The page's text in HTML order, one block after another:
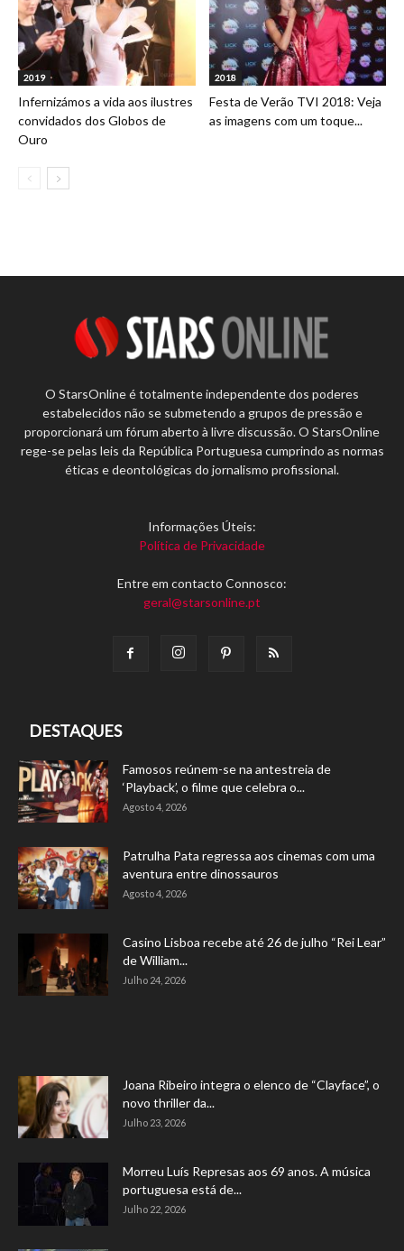
2019
Infernizámos a vida aos ilustres
convidados dos Globos de
Ouro
2018
Festa de Verão TVI 2018: Veja
as imagens com um toque...
O StarsOnline é totalmente independente dos poderes
estabelecidos não se submetendo a grupos de pressão e
proporcionará um fórum aberto à livre discussão. O StarsOnline
rege-se pelas leis da República Portuguesa cumprindo as normas
éticas e deontológicas do jornalismo profissional.
Informações Úteis:
Política de Privacidade
Entre em contacto Connosco:
geral@starsonline.pt
DESTAQUES
Famosos reúnem-se na antestreia de
‘Playback’, o filme que celebra o...
Agosto 4, 2026
Patrulha Pata regressa aos cinemas com uma
aventura entre dinossauros
Agosto 4, 2026
Casino Lisboa recebe até 26 de julho “Rei Lear”
de William...
Julho 24, 2026
Joana Ribeiro integra o elenco de “Clayface”, o
novo thriller da...
Julho 23, 2026
Morreu Luís Represas aos 69 anos. A música
portuguesa está de...
Julho 22, 2026